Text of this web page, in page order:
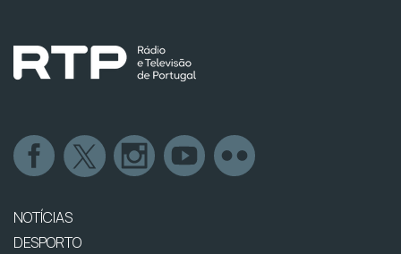
NOTÍCIAS
DESPORTO